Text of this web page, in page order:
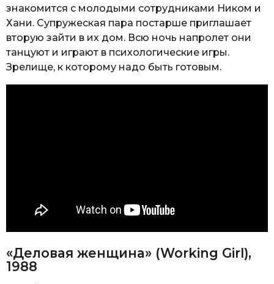
знакомится с молодыми сотрудниками Ником и
Хани. Супружеская пара постарше приглашает
вторую зайти в их дом. Всю ночь напролет они
танцуют и играют в психологические игры.
Зрелище, к которому надо быть готовым.
«Деловая женщина» (Working Girl),
1988